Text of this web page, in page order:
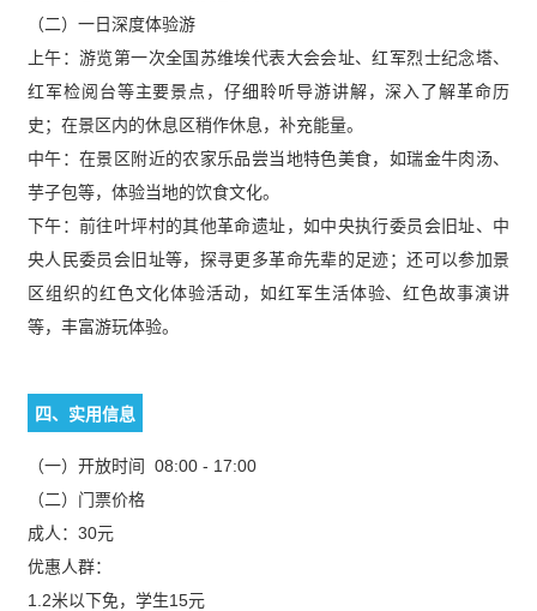
（二）一日深度体验游
上午：游览第一次全国苏维埃代表大会会址、红军烈士纪念塔、
红军检阅台等主要景点，仔细聆听导游讲解，深入了解革命历
史；在景区内的休息区稍作休息，补充能量。
中午：在景区附近的农家乐品尝当地特色美食，如瑞金牛肉汤、
芋子包等，体验当地的饮食文化。
下午：前往叶坪村的其他革命遗址，如中央执行委员会旧址、中
央人民委员会旧址等，探寻更多革命先辈的足迹；还可以参加景
区组织的红色文化体验活动，如红军生活体验、红色故事演讲
等，丰富游玩体验。
四、实用信息
（一）开放时间 08:00 - 17:00
（二）门票价格
成人：30元
优惠人群：
1.2米以下免，学生15元